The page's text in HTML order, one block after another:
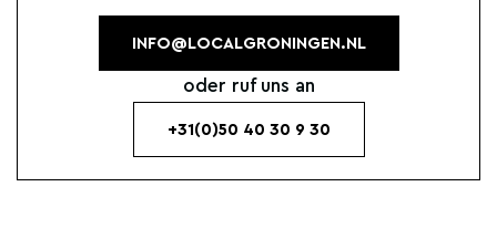
INFO@LOCALGRONINGEN.NL
oder ruf uns an
+31(0)50 40 30 9 30